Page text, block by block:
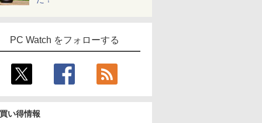
PC Watch をフォローする
い得情報